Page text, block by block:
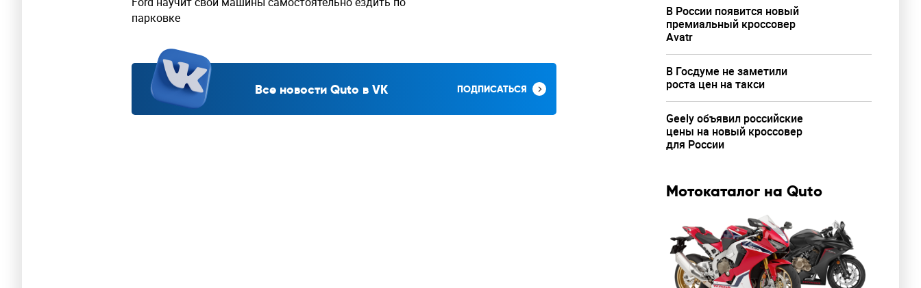
парковке
Все новости Quto в VK ПОДПИСАТЬСЯ
В России появится новый
премиальный кроссовер
Avatr
В Госдуме не заметили
роста цен на такси
Geely объявил российские
цены на новый кроссовер
для России
Мотокаталог на Quto